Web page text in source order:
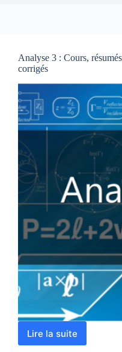
Analyse 3 : Cours,
corrigés
Lire la suite
Analyse